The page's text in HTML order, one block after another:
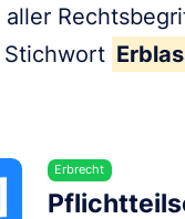
Stichwort
Erbrecht